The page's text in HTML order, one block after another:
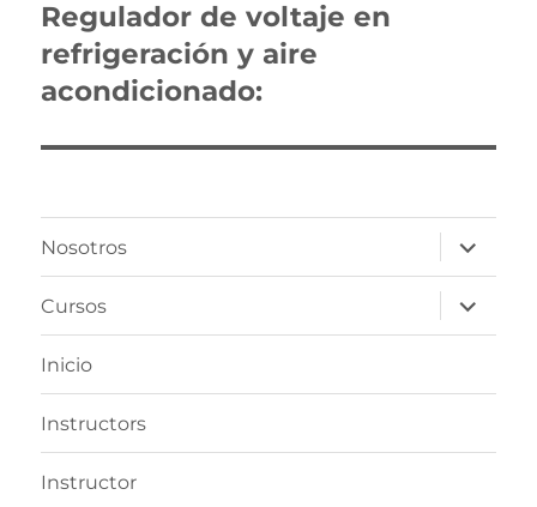
Entrada
siguiente:
Regulador de voltaje en
refrigeración y aire
acondicionado:
Nosotros
expande
el
menú
inferior
Cursos
expande
el
menú
Inicio
Instructors
Instructor